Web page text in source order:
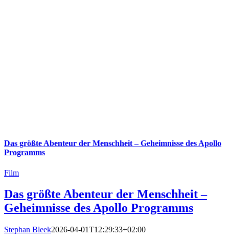
Das größte Abenteur der Menschheit – Geheimnisse des Apollo
Programms
Film
Das größte Abenteur der Menschheit –
Geheimnisse des Apollo Programms
Stephan Bleek2026-04-01T12:29:33+02:00